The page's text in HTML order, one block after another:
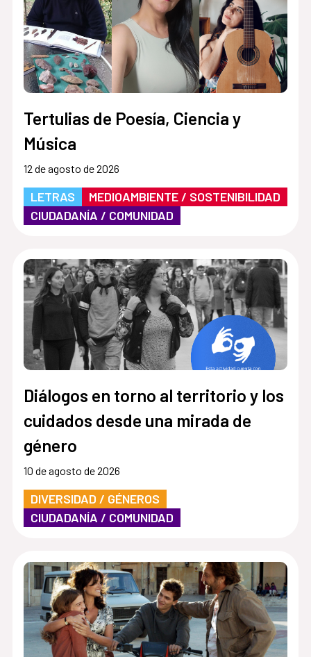
Tertulias de Poesía, Ciencia y
Música
12 de agosto de 2026
LETRAS
MEDIOAMBIENTE / SOSTENIBILIDAD
CIUDADANÍA / COMUNIDAD
Diálogos en torno al territorio y los
cuidados desde una mirada de
género
10 de agosto de 2026
DIVERSIDAD / GÉNEROS
CIUDADANÍA / COMUNIDAD